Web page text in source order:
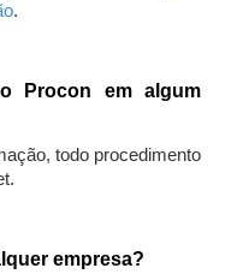
.
Procon em algum
todo procedimento
empresa?